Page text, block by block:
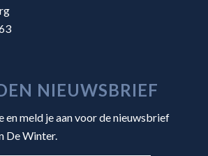
NIEUWSBRIEF
en meld je aan voor de nieuwsbrief
De Winter.